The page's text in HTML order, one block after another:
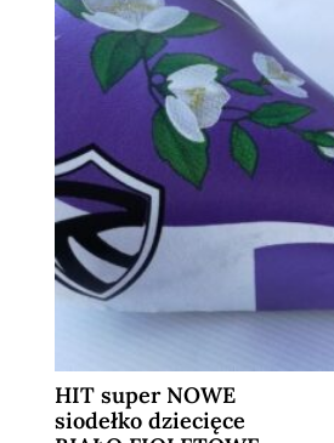
HIT super NOWE
siodełko dziecięce